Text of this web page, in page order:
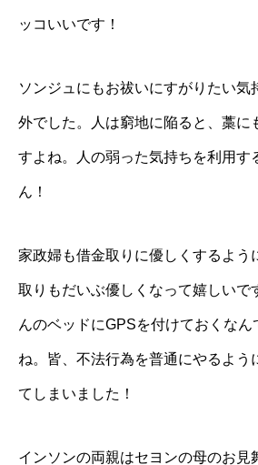
ッコいいです！
ソンジュにもお祓いにすがりたい気
外でした。人は窮地に陥ると、藁に
すよね。人の弱った気持ちを利用す
ん！
家政婦も借金取りに優しくするよう
取りもだいぶ優しくなって嬉しいで
んのベッドにGPSを付けておくなん
ね。皆、不法行為を普通にやるよう
てしまいました！
インソンの両親はセヨンの母のお見